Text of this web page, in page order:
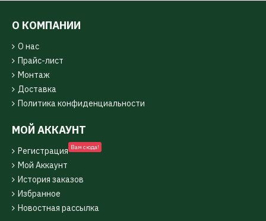
О КОМПАНИИ
О нас
Прайс-лист
Монтаж
Доставка
Политика конфиденциальности
МОЙ АККАУНТ
Регистрация Вам сюда!
Мой Аккаунт
История заказов
Избранное
Новостная рассылка